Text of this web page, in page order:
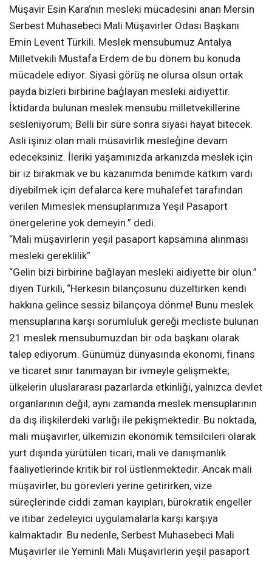
Müşavir Esin Kara’nın mesleki mücadesini anan Mersin
Serbest Muhasebeci Mali Müşavirler Odası Başkanı
Emin Levent Türkili. Meslek mensubumuz Antalya
Milletvekili Mustafa Erdem de bu dönem bu konuda
mücadele ediyor. Siyasi görüş ne olursa olsun ortak
payda bizleri birbirine baģlayan mesleki aidiyettir.
İktidarda bulunan meslek mensubu milletvekillerine
sesleniyorum; Belli bir süre sonra siyasi hayat bitecek.
Asli işiniz olan mali müsavirlik mesleģine devam
edeceksiniz. İleriki yaşamınızda arkanızda meslek için
bir iz bırakmak ve bu kazanımda benimde katkım vardı
diyebilmek için defalarca kere muhalefet tarafından
verilen Mimeslek mensuplarımıza Yeşil Pasaport
önergelerine yok demeyin.” dedi.
“Mali müşavirlerin yeşil pasaport kapsamına alınması
mesleki gereklilik”
“Gelin bizi birbirine bağlayan mesleki aidiyette bir olun.”
diyen Türkili, “Herkesin bilançosunu düzeltirken kendi
hakkına gelince sessiz bilançoya dönme! Bunu meslek
mensuplarına karşı sorumluluk gereği mecliste bulunan
21 meslek mensubumuzdan bir oda başkanı olarak
talep ediyorum. Günümüz dünyasında ekonomi, finans
ve ticaret sınır tanımayan bir ivmeyle gelişmekte;
ülkelerin uluslararası pazarlarda etkinliği, yalnızca devlet
organlarının değil, aynı zamanda meslek mensuplarının
da dış ilişkilerdeki varlığı ile pekişmektedir. Bu noktada,
mali müşavirler, ülkemizin ekonomik temsilcileri olarak
yurt dışında yürütülen ticari, mali ve danışmanlık
faaliyetlerinde kritik bir rol üstlenmektedir. Ancak mali
müşavirler, bu görevleri yerine getirirken, vize
süreçlerinde ciddi zaman kayıpları, bürokratik engeller
ve itibar zedeleyici uygulamalarla karşı karşıya
kalmaktadır. Bu nedenle, Serbest Muhasebeci Mali
Müşavirler ile Yeminli Mali Müşavirlerin yeşil pasaport